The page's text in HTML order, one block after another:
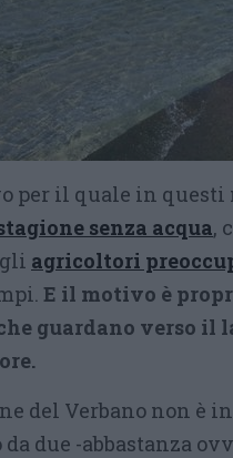
per il quale in
senza acqua,
agricoltori
E il motivo è
guardano verso il
del Verbano non è
due -abbastanza